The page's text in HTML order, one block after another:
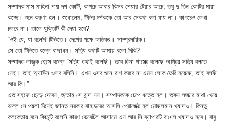
সম্পাদক মাস মাহিনা পায় দশ কোটি, কাগচে আবার কিসব শেয়ার টেয়ার আচে, তবু দু তিন কোটির মায়া
কচ্ছে। শুনে করুণা হল। শুধোলেম, টিভির দর্শককে তো আর সেকথা বলা যায় না। কাগচেও লেখা
চলবে না। তালে যুক্তিটি কী দেয়া হবে?
“ওই যে, যা বলেছি টিভিতে। দেশের পক্ষে ক্ষতিকর। সাম্প্রদায়িক।”
সে তো টিভিতে বল্লে বাছাধন। সত্যি কথাটি আমায় বলো দিকি?
সম্পাদক লাজুক হেসে বল্লে “সত্যি কথাই বলেছি। তবে কিনা শাস্ত্রে বলেছে অপ্রিয় সত্যি বলতে
নেই। তাই অ্যাদ্দিন ওসব বলিনি। এখন ওসব শুনে রাগ করবে না এমন লোক তৈরি হয়েছে, তাই বলছি
আর কি।”
এত সহজে ছেড়ে দেবেন, হুতোম সে বান্দা নন। সম্পাদককে চেপে ধত্তে হল। তকন লজ্জার মাথা খেয়ে
বল্লে সে পয়লা দিনেই জানত সরকার বাহাদুরের আসলি প্রোজেক্ট হল মোছলমান খ্যাদাও। কিন্তু
কলকেতায় বসে কিচ্চুটি বলেনি কারণ ভেবেচিল আসামে এন আর সি ব্যাপারটি বাঙাল খ্যাদাও হবে। বাবু